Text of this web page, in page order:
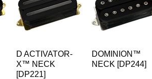
D ACTIVATOR-
X™ NECK
[DP221]
DOMINION™
NECK [DP244]